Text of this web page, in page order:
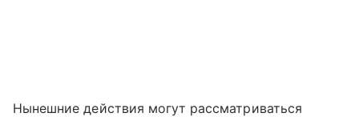
Нынешние действия могут рассматриваться